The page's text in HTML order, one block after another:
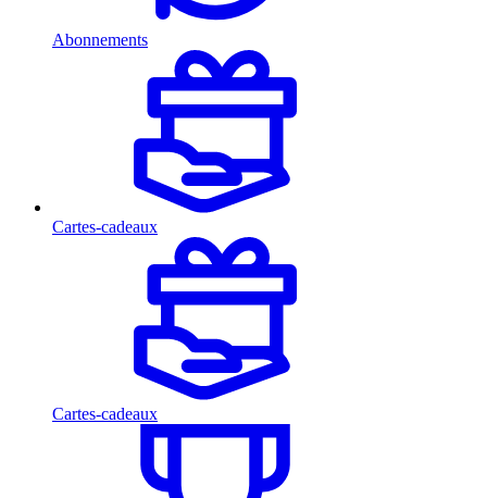
Abonnements
Cartes-cadeaux
Cartes-cadeaux